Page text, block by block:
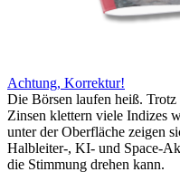
Achtung, Korrektur!
Die Börsen laufen heiß.
Zinsen klettern viele Indizes
unter der Oberfläche zeigen
Halbleiter-, KI- und Space-
die Stimmung drehen kann.